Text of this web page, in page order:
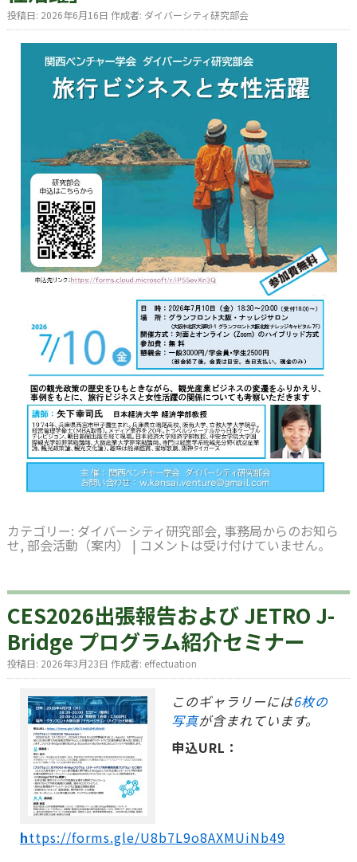
投稿日: 2026年6月16日 作成者: ダイバーシティ研究部会
カテゴリー: ダイバーシティ研究部会, 事務局からのお知ら
せ, 部会活動（案内） | コメントは受け付けていません。
CES2026出張報告および JETRO J-
Bridge プログラム紹介セミナー
投稿日: 2026年3月23日 作成者: effectuation
このギャラリーには6枚の
写真が含まれています。
申込URL：
https://forms.gle/U8b7L9o8AXMUiNb49